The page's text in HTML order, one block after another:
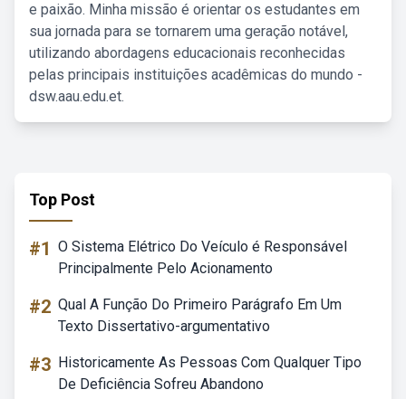
e paixão. Minha missão é orientar os estudantes em
sua jornada para se tornarem uma geração notável,
utilizando abordagens educacionais reconhecidas
pelas principais instituições acadêmicas do mundo -
dsw.aau.edu.et.
Top Post
#1 O Sistema Elétrico Do Veículo é Responsável
Principalmente Pelo Acionamento
#2 Qual A Função Do Primeiro Parágrafo Em Um
Texto Dissertativo-argumentativo
#3 Historicamente As Pessoas Com Qualquer Tipo
De Deficiência Sofreu Abandono